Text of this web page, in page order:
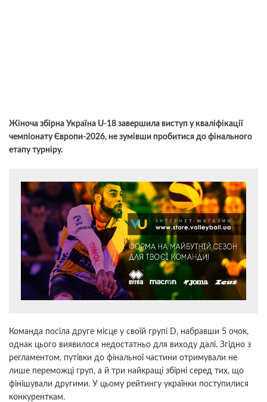
Жіноча збірна Україна U-18 завершила виступ у кваліфікації
чемпіонату Європи-2026, не зумівши пробитися до фінального
етапу турніру.
Команда посіла друге місце у своїй групі D, набравши 5 очок,
однак цього виявилося недостатньо для виходу далі. Згідно з
регламентом, путівки до фінальної частини отримували не
лише переможці груп, а й три найкращі збірні серед тих, що
фінішували другими. У цьому рейтингу українки поступилися
конкуренткам.